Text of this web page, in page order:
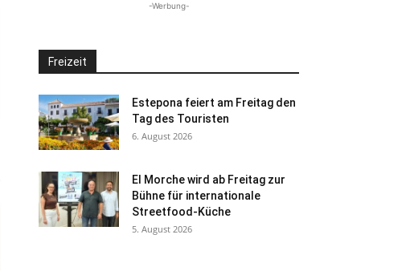
-Werbung-
Freizeit
Estepona feiert am Freitag den
Tag des Touristen
6. August 2026
El Morche wird ab Freitag zur
Bühne für internationale
Streetfood-Küche
5. August 2026